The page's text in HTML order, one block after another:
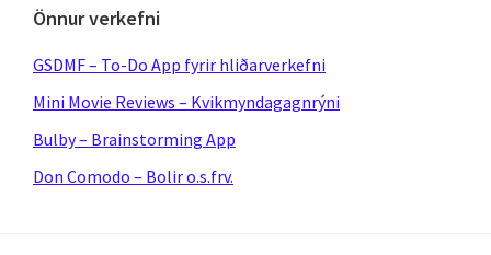
Önnur verkefni
GSDMF – To-Do App fyrir hliðarverkefni
Mini Movie Reviews – Kvikmyndagagnrýni
Bulby – Brainstorming App
Don Comodo – Bolir o.s.frv.